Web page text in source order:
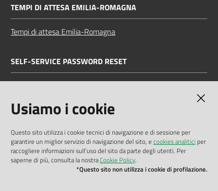
TEMPI DI ATTESA EMILIA-ROMAGNA
Tempi di attesa Emilia-Romagna
SELF-SERVICE PASSWORD RESET
Dichiarazione di accessibilità
Privacy policy
Usiamo i cookie
Questo sito utilizza i cookie tecnici di navigazione e di sessione per
garantire un miglior servizio di navigazione del sito, e cookies analitici per
raccogliere informazioni sull'uso del sito da parte degli utenti. Per
saperne di più, consulta la nostraCookie Policy.
*Questo sito non utilizza i cookie di profilazione.